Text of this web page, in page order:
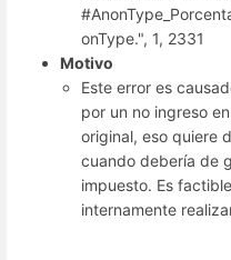
onType.", 1, 2331
Motivo
Este error es
por un no ingreso
original, eso quiere
cuando debería de
impuesto. Es
internamente